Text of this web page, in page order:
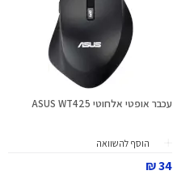
עכבר אופטי אלחוטי ASUS WT425
הוסף להשוואה
34 ₪